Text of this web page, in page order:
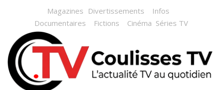
Magazines Divertissements
Infos
Documentaires
Fictions Cinéma Séries TV